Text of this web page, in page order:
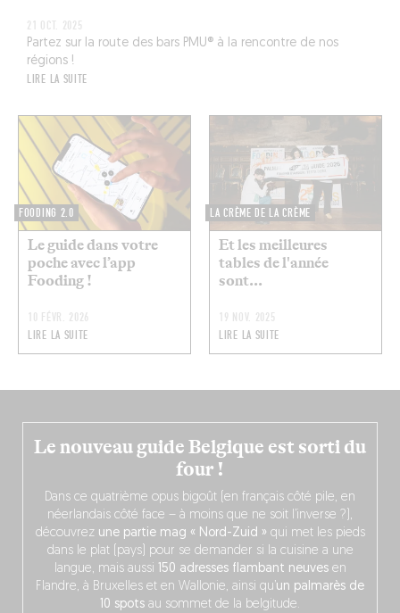
21 OCT. 2025
Partez sur la route des bars PMU® à la rencontre de nos
régions !
LIRE LA SUITE
FOODING 2.0
Le guide dans votre
poche avec l’app
Fooding !
10 FÉVR. 2026
LIRE LA SUITE
LA CRÈME DE LA CRÈME
Et les meilleures
tables de l'année
sont...
19 NOV. 2025
LIRE LA SUITE
Le nouveau guide Belgique est sorti du
four !
Dans ce quatrième opus bigoût (en français côté pile, en
néerlandais côté face – à moins que ne soit l’inverse ?),
découvrez une partie mag « Nord-Zuid » qui met les pieds
dans le plat (pays) pour se demander si la cuisine a une
langue, mais aussi 150 adresses flambant neuvesen
Flandre, à Bruxelles et en Wallonie, ainsi qu’un palmarès de
10 spots au sommet de la belgitude.